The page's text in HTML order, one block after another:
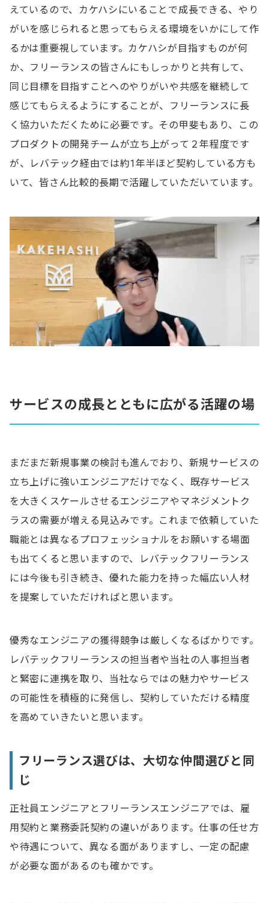
えているので、カケハシにいることで成長できる、やり
がいを感じられると思ってもらえる環境をいかにして作
るかは重要視しています。カケハシが目指すものが何
か、フリーランスの皆さんにもしっかりと共有して、
同じ目標を目指すことへのやりがいや共感を継続して
感じてもらえるようにすることが、フリーランスに長
く協力いただくために必要です。その甲斐もあり、この
プロダクトの開発チームが立ち上がって２年程度です
が、レバテック経由では約1年半ほど契約している方も
いて、皆さん比較的長期で活躍していただいています。
サービスの成長とともに広がる活躍の場
まだまだ新規事業の検討も進んでおり、新規サービスの
立ち上げに強いエンジニアだけでなく、既存サービス
を大きくスケールさせるエンジニアやマネジメントク
ラスの需要が増える見込みです。これまで依頼していた
職能とは異なるプロフェッショナルをお願いする場面
も出てくると思いますので、レバテックフリーランス
には今後も引き続き、優れた能力を持った幅広い人材
を提案していただければと思います。
優秀なエンジニアの獲得競争は厳しくなるばかりです。
レバテックフリーランスの担当者や当社の人事担当者
と緊密に連携を取り、当社ならではの魅力やサービス
の可能性を積極的に発信し、契約していただける精度
を高めていきたいと思います。
フリーランス選びは、大切な仲間選びと同
じ
正社員エンジニアとフリーランスエンジニアでは、雇
用契約と業務委託契約の違いがあります。仕事の任せ方
や待遇について、異なる面がありますし、一定の配慮
が必要な面があるのも確かです。